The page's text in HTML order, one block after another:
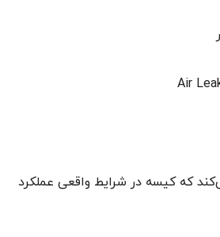
که کیسه در شرایط واقعی عملکرد